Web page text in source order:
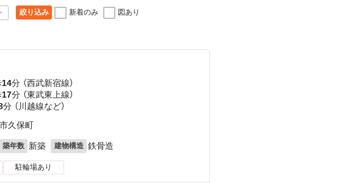
絞り込み 新着のみ 図あり
14分 （西武新宿線）
17分 （東武東上線）
分 （川越線など）
久保町
築年数 新築 建物構造 鉄骨造
駐輪場あり